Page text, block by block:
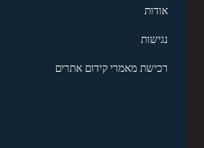
אודות
נגישות
רכישת מאמרי קידום אתרים